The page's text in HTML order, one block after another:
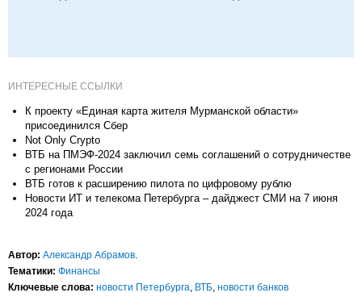
ИНТЕРЕСНЫЕ ССЫЛКИ
К проекту «Единая карта жителя Мурманской области»
присоединился Сбер
Not Only Crypto
ВТБ на ПМЭФ-2024 заключил семь соглашений о сотрудничестве
с регионами России
ВТБ готов к расширению пилота по цифровому рублю
Новости ИТ и телекома Петербурга – дайджест СМИ на 7 июня
2024 года
Автор: Александр Абрамов.
Тематики: Финансы
Ключевые слова: новости Петербурга, ВТБ, новости банков